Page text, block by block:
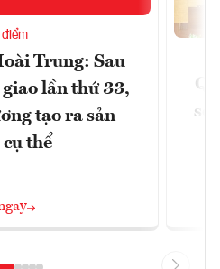
điểm
Trung: Sau
lần thứ 33,
tạo ra sản
thể